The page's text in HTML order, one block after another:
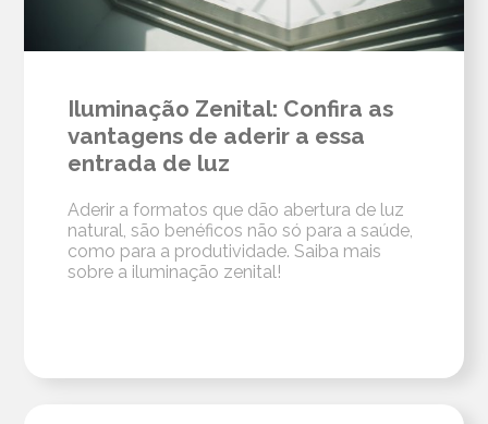
Iluminação Zenital: Confira as
vantagens de aderir a essa
entrada de luz
Aderir a formatos que dão abertura de luz
natural, são benéficos não só para a saúde,
como para a produtividade. Saiba mais
sobre a iluminação zenital!